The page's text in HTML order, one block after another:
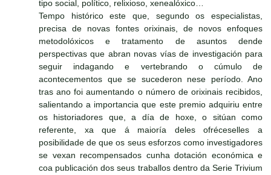
tipo social, político, relixioso, xenealóxico…
Tempo histórico este que, segundo os especialistas,
precisa de novas fontes orixinais, de novos enfoques
metodolóxicos e tratamento de asuntos dende
perspectivas que abran novas vías de investigación para
seguir indagando e vertebrando o cúmulo de
acontecementos que se sucederon nese período. Ano
tras ano foi aumentando o número de orixinais recibidos,
salientando a importancia que este premio adquiriu entre
os historiadores que, a día de hoxe, o sitúan como
referente, xa que á maioría deles ofréceselles a
posibilidade de que os seus esforzos como investigadores
se vexan recompensados cunha dotación económica e
coa publicación dos seus traballos dentro da Serie Trivium